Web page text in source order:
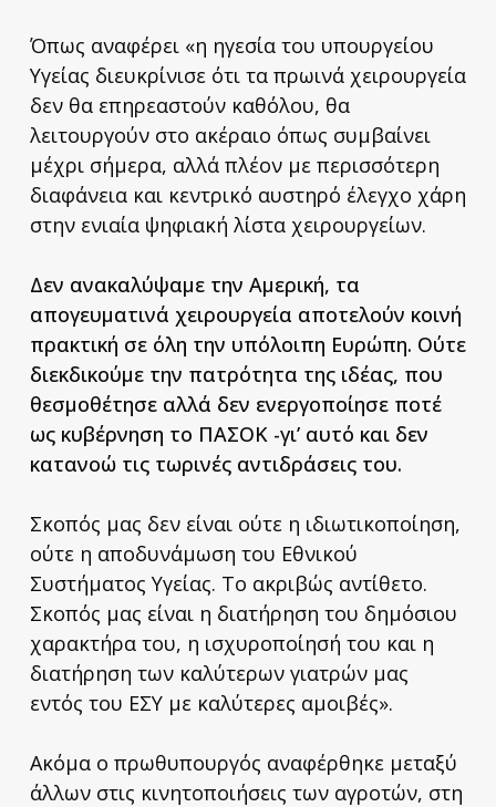
Όπως αναφέρει «η ηγεσία του υπουργείου
Υγείας διευκρίνισε ότι τα πρωινά χειρουργεία
δεν θα επηρεαστούν καθόλου, θα
λειτουργούν στο ακέραιο όπως συμβαίνει
μέχρι σήμερα, αλλά πλέον με περισσότερη
διαφάνεια και κεντρικό αυστηρό έλεγχο χάρη
στην ενιαία ψηφιακή λίστα χειρουργείων.
Δεν ανακαλύψαμε την Αμερική, τα
απογευματινά χειρουργεία αποτελούν κοινή
πρακτική σε όλη την υπόλοιπη Ευρώπη. Ούτε
διεκδικούμε την πατρότητα της ιδέας, που
θεσμοθέτησε αλλά δεν ενεργοποίησε ποτέ
ως κυβέρνηση το ΠΑΣΟΚ -γι’ αυτό και δεν
κατανοώ τις τωρινές αντιδράσεις του.
Σκοπός μας δεν είναι ούτε η ιδιωτικοποίηση,
ούτε η αποδυνάμωση του Εθνικού
Συστήματος Υγείας. Το ακριβώς αντίθετο.
Σκοπός μας είναι η διατήρηση του δημόσιου
χαρακτήρα του, η ισχυροποίησή του και η
διατήρηση των καλύτερων γιατρών μας
εντός του ΕΣΥ με καλύτερες αμοιβές».
Ακόμα ο πρωθυπουργός αναφέρθηκε μεταξύ
άλλων στις κινητοποιήσεις των αγροτών, στη